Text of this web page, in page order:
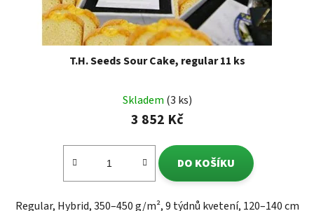
T.H. Seeds Sour Cake, regular 11 ks
Skladem (3 ks)
3 852 Kč
DO KOŠÍKU
Regular, Hybrid, 350–450 g/m², 9 týdnů kvetení, 120–140 cm